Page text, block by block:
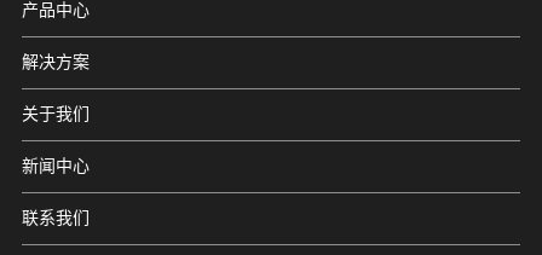
产品中心
解决方案
关于我们
新闻中心
联系我们